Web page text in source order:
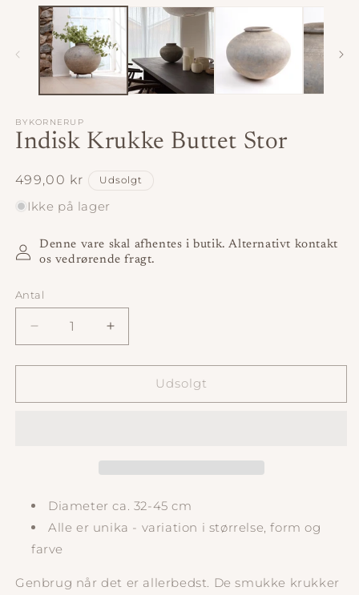
BYKORNERUP
Indisk Krukke Buttet Stor
Normalpris
499,00 kr Udsolgt
Ikke på lager
Denne vare skal afhentes i butik. Alternativt kontakt
os vedrørende fragt.
Antal
Antal
Reducer
antallet
for
Krukke
Øg
antallet
for
Krukke
Udsolgt
Diameter ca. 32-45 cm
Alle er unika - variation i størrelse, form og
farve
Genbrug når det er allerbedst. De smukke krukker